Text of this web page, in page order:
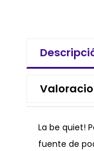
La be quiet!
fuente de